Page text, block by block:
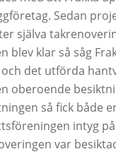
Sedan
själva
blev klar så såg
det utförda
oberoende
så fick både
intyg
var